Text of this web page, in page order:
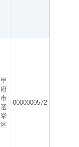
甲
府
市
選
挙
区
0000000572